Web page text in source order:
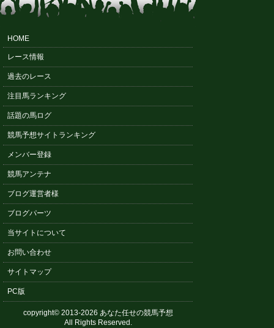
HOME
レース情報
過去のレース
注目馬ランキング
話題の馬ログ
競馬予想サイトランキング
メンバー登録
競馬アンテナ
ブログ運営者様
ブログパーツ
当サイトについて
お問い合わせ
サイトマップ
PC版
copyright© 2013-2026 あなた任せの競馬予想
All Rights Reserved.